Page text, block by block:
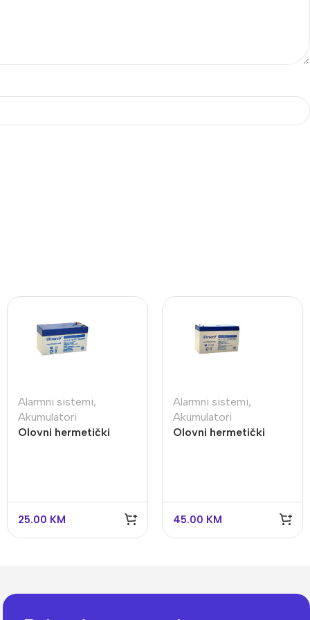
Alarmni sistemi,
Akumulatori
Olovni hermetički
25.00 KM
Alarmni sistemi,
Akumulatori
Olovni hermetički
45.00 KM